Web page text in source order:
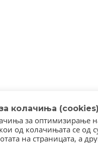
колачиња (cookies)
за оптимизирање
од колачињата се од
на страницата, а